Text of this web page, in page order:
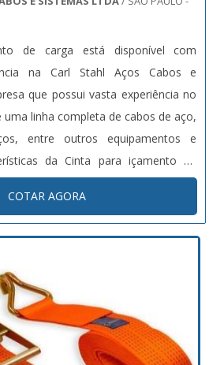
de carga está disponível com
na Carl Stahl Aços Cabos e
que possui vasta experiência no
linha completa de cabos de aço,
entre outros equipamentos e
da Cinta para içamento de
içamento de carga tem como
e possui fator de segurança 7:1,
de 0,5...
COTAR AGORA